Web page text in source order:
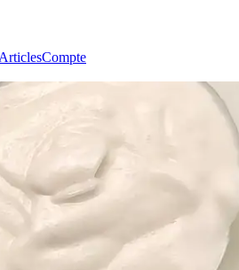
ArticlesCompte